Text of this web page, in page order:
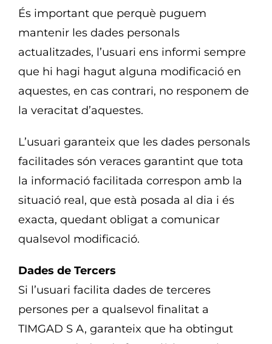
És important que perquè puguem
mantenir les dades personals
actualitzades, l’usuari ens informi sempre
que hi hagi hagut alguna modificació en
aquestes, en cas contrari, no responem de
la veracitat d’aquestes.
L’usuari garanteix que les dades personals
facilitades són veraces garantint que tota
la informació facilitada correspon amb la
situació real, que està posada al dia i és
exacta, quedant obligat a comunicar
qualsevol modificació.
Dades de Tercers
Si l’usuari facilita dades de terceres
persones per a qualsevol finalitat a
TIMGAD S A, garanteix que ha obtingut